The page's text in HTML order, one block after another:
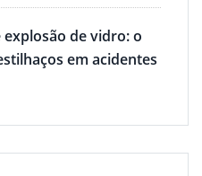
explosão de vidro: o
em acidentes